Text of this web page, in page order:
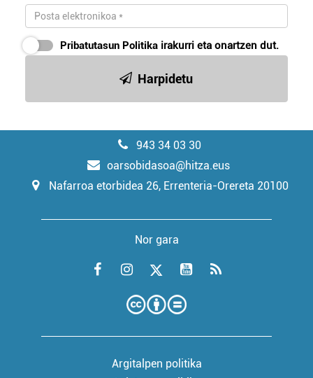
Pribatutasun Politika irakurri eta onartzen dut.
Harpidetu
943 34 03 30
oarsobidasoa@hitza.eus
Nafarroa etorbidea 26, Errenteria-Orereta 20100
Nor gara
Argitalpen politika